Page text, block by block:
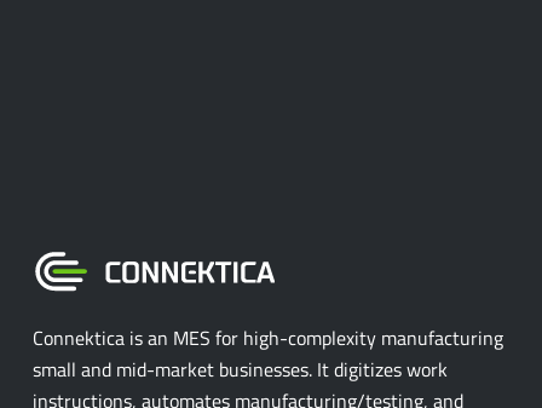
Connektica is an MES for high-complexity manufacturing
small and mid-market businesses. It digitizes work
instructions, automates manufacturing/testing, and